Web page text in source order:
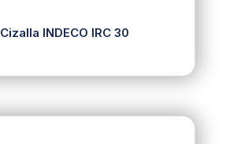
Cizalla INDECO IRC 30